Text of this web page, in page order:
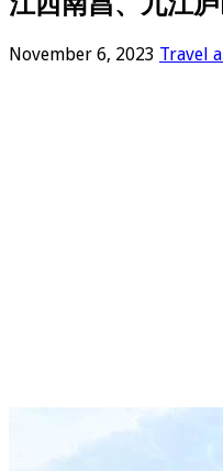
November 6, 2023 Travel